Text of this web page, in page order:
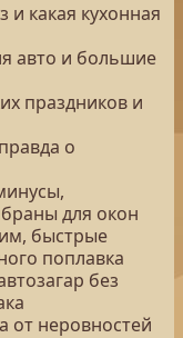
и какая кухонная
авто и большие
праздников и
о
для окон
быстрые
поплавка
без
от неровностей